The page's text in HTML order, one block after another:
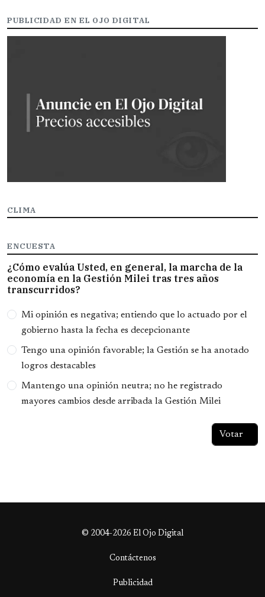
PUBLICIDAD EN EL OJO DIGITAL
CLIMA
ENCUESTA
¿Cómo evalúa Usted, en general, la marcha de la
economía en la Gestión Milei tras tres años
transcurridos?
Opciones
Mi opinión es negativa; entiendo que lo actuado por el
gobierno hasta la fecha es decepcionante
Tengo una opinión favorable; la Gestión se ha anotado
logros destacables
Mantengo una opinión neutra; no he registrado
mayores cambios desde arribada la Gestión Milei
© 2004-2026 El Ojo Digital
Contáctenos
Publicidad